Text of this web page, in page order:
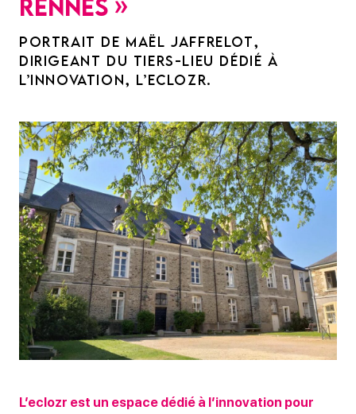
Rennes »
PORTRAIT DE MAËL JAFFRELOT,
DIRIGEANT DU TIERS-LIEU DÉDIÉ À
L’INNOVATION, L’ECLOZR.
L’eclozr est un espace dédié à l’innovation pour